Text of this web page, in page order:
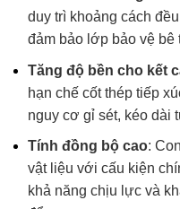
duy trì khoảng cách
đảm bảo lớp bảo vệ bê
Tăng độ bền cho kết
hạn chế cốt thép tiếp
nguy cơ gỉ sét, kéo dài
Tính đồng bộ cao:
vật liệu với cấu kiện
khả năng chịu lực và